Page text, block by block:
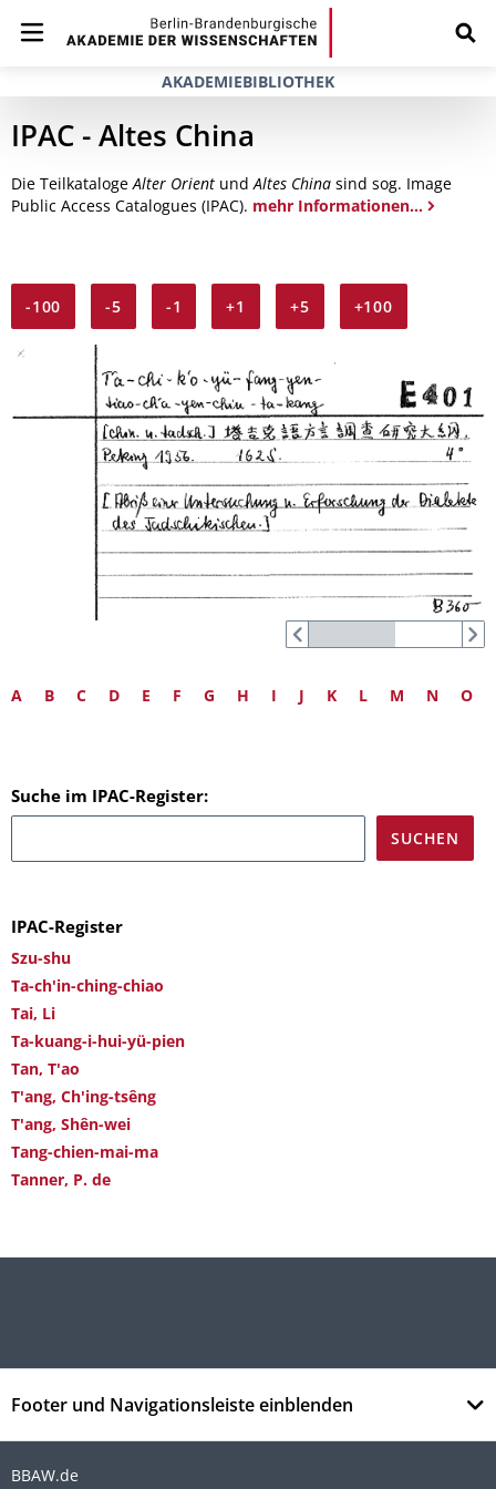
AKADEMIEBIBLIOTHEK
IPAC - Altes China
Die TeilkatalogeAlter Orient undAltes China sind sog. Image
Public Access Catalogues (IPAC). mehr Informationen...
-100 -5 -1 +1 +5 +100
A B C D E F G H I J K L M N O
Suche im IPAC-Register:
IPAC-Register
Szu-shu
Ta-ch'in-ching-chiao
Tai, Li
Ta-kuang-i-hui-yü-pien
Tan, T'ao
T'ang, Ch'ing-tsêng
T'ang, Shên-wei
Tang-chien-mai-ma
Tanner, P. de
Footer und Navigationsleiste einblenden
BBAW.de